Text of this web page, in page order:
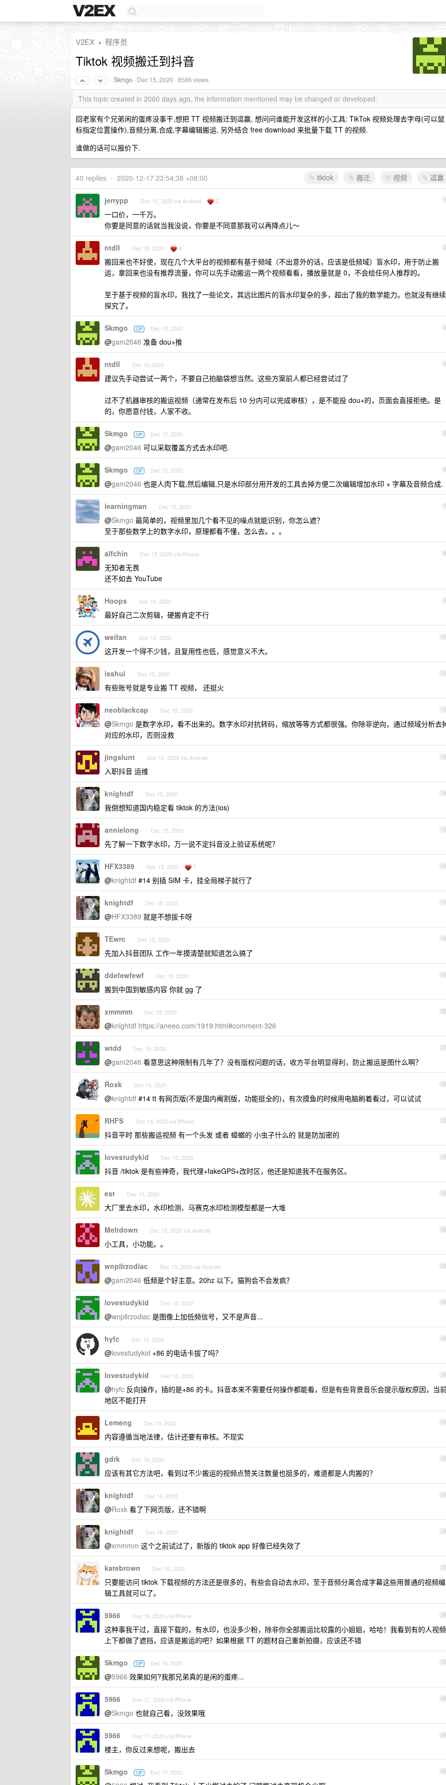
V2EX › 程序员
Tiktok 视频搬迁到抖音
Skmgo · Dec 15, 2020 · 8586 views
This topic created in 2060 days ago, the information mentioned may be changed or developed.
回老家有个兄弟闲的蛋疼没事干,想把 TT 视频搬迁到逗赢, 想问问谁能开发这样的小工具: TikTok 视频处理去字母(可以鼠
标指定位置操作),音频分离,合成,字幕编辑搬运, 另外结合 free download 来批量下载 TT 的视频.
谁做的话可以报价下.
tiktok 搬迁 视频 逗赢
40 replies • 2020-12-17 23:54:38 +08:00
1
jerrypp Dec 15, 2020 via Android 2
一口价，一千万。
你要是同意的话就当我没说，你要是不同意那我可以再降点儿～
2
ntdll Dec 15, 2020 4
搬回来也不好使，现在几个大平台的视频都有基于频域（不出意外的话，应该是低频域）盲水印，用于防止搬
运，拿回来也没有推荐流量，你可以先手动搬运一两个视频看看，播放量就是 0，不会给任何人推荐的。
至于基于视频的盲水印，我找了一些论文，其远比图片的盲水印复杂的多，超出了我的数学能力。也就没有继续
探究了。
3
Skmgo OP Dec 15, 2020
@gam2046 准备 dou+推
4
ntdll Dec 15, 2020
建议先手动尝试一两个，不要自己拍脑袋想当然。这些方案前人都已经尝试过了
过不了机器审核的搬运视频（通常在发布后 10 分内可以完成审核），是不能投 dou+的，页面会直接拒绝。是
的，你愿意付钱，人家不收。
5
Skmgo OP Dec 15, 2020
@gam2046 可以采取覆盖方式去水印吧.
6
Skmgo OP Dec 15, 2020
@gam2046 也是人肉下载,然后编辑,只是水印部分用开发的工具去掉方便二次编辑增加水印 + 字幕及音频合成.
7
learningman Dec 15, 2020
@Skmgo 最简单的，视频里加几个看不见的噪点就能识别，你怎么遮？
至于那些数学上的数字水印，原理都看不懂，怎么去。。。
8
alfchin Dec 15, 2020 via iPhone
无知者无畏
还不如去 YouTube
9
Hoops Dec 15, 2020
最好自己二次剪辑，硬搬肯定不行
10
weifan Dec 15, 2020
这开发一个得不少钱，且复用性也低，感觉意义不大。
11
isshui Dec 15, 2020
有些账号就是专业搬 TT 视频， 还挺火
12
neoblackcap Dec 15, 2020
@Skmgo 是数字水印，看不出来的。数字水印对抗转码，缩放等等方式都很强。你除非逆向，通过频域分析去
对应的水印，否则没救
13
jingslunt Dec 15, 2020 via Android
入职抖音 运维
14
knightdf Dec 15, 2020
我倒想知道国内稳定看 tiktok 的方法(ios)
15
annielong Dec 15, 2020
先了解一下数字水印，万一说不定抖音没上验证系统呢？
16
HFX3389 Dec 15, 2020 1
@knightdf #14 别插 SIM 卡，挂全局梯子就行了
17
knightdf Dec 15, 2020
@HFX3389 就是不想拔卡呀
18
TEwrc Dec 15, 2020
先加入抖音团队 工作一年摸清楚就知道怎么搞了
19
ddefewfewf Dec 15, 2020
搬到中国到敏感内容 你就 gg 了
20
xmmmm Dec 15, 2020
@knightdf https://aneeo.com/1919.html#comment-326
21
wtdd Dec 15, 2020
@gam2046 看意思这种限制有几年了？没有版权问题的话，收方平台明显得利，防止搬运是图什么啊？
22
Roxk Dec 15, 2020
@knightdf #14 tt 有网页版(不是国内阉割版，功能挺全的)，有次摸鱼的时候用电脑刷着看过，可以试试
23
RHFS Dec 15, 2020 via iPhone
抖音平时 那些搬运视频 有一个头发 或者 蟑螂的 小虫子什么的 就是防加密的
24
lovestudykid Dec 15, 2020
抖音 /tiktok 是有些神奇，我代理+fakeGPS+改时区，他还是知道我不在服务区。
25
est Dec 15, 2020
大厂里去水印，水印检测、马赛克水印检测模型都是一大堆
26
Meltdown Dec 15, 2020 via Android
小工具，小功能。。
27
wnpllrzodiac Dec 15, 2020 via Android
@gam2046 低频是个好主意。20hz 以下。猫狗会不会发疯？
28
lovestudykid Dec 15, 2020
@wnpllrzodiac 是图像上加低频信号，又不是声音...
29
hyfc Dec 15, 2020
@lovestudykid +86 的电话卡拔了吗？
30
lovestudykid Dec 15, 2020
@hyfc 反向操作，插的是+86 的卡。抖音本来不需要任何操作都能看，但是有些背景音乐会提示版权原因，当
地区不能打开
31
Lemeng Dec 15, 2020
内容遵循当地法律，估计还要有审核。不现实
32
gdrk Dec 16, 2020
应该有其它方法吧，看到过不少搬运的视频点赞关注数量也挺多的，难道都是人肉搬的？
33
knightdf Dec 16, 2020
@Roxk 看了下网页版，还不错啊
34
knightdf Dec 16, 2020
@xmmmm 这个之前试过了，新版的 tiktok app 好像已经失效了
35
katebrown Dec 16, 2020
只要能访问 tiktok 下载视频的方法还是很多的，有些会自动去水印，至于音频分离合成字幕这些用普通的视频编
辑工具就可以了。
36
5966 Dec 16, 2020 via iPhone
这种事我干过，直接下载的，有水印，也没多少粉，除非你全部搬运比较露的小姐姐，哈哈！我看到有的人视频
上下都做了遮挡，应该是搬运的吧？如果根据 TT 的题材自己重新拍摄，应该还不错
37
Skmgo OP Dec 16, 2020
@5966 效果如何?我那兄弟真的是闲的蛋疼...
38
5966 Dec 17, 2020 via iPhone
@Skmgo 也就自己看，没效果哦
39
5966 Dec 17, 2020 via iPhone
楼主，你反过来想呢，搬出去
40
Skmgo OP Dec 17, 2020